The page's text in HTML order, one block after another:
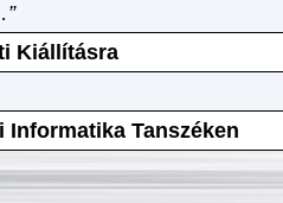
Kiállításra
Informatika Tanszéken